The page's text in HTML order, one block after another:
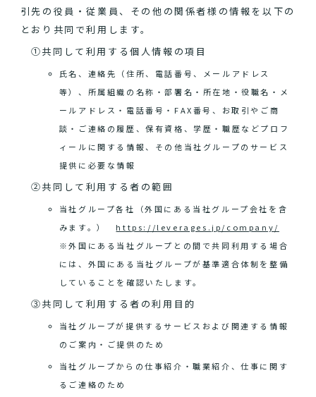
引先の役員・従業員、その他の関係者様の情報を以下の
とおり共同で利用します。
①共同して利用する個人情報の項目
氏名、連絡先（住所、電話番号、メールアドレス
等）、所属組織の名称・部署名・所在地・役職名・メ
ールアドレス・電話番号・FAX番号、お取引やご商
談・ご連絡の履歴、保有資格、学歴・職歴などプロフ
ィールに関する情報、その他当社グループのサービス
提供に必要な情報
②共同して利用する者の範囲
当社グループ各社（外国にある当社グループ会社を含
みます。） https://leverages.jp/company/
※外国にある当社グループとの間で共同利用する場合
には、外国にある当社グループが基準適合体制を整備
していることを確認いたします。
③共同して利用する者の利用目的
当社グループが提供するサービスおよび関連する情報
のご案内・ご提供のため
当社グループからの仕事紹介・職業紹介、仕事に関す
るご連絡のため